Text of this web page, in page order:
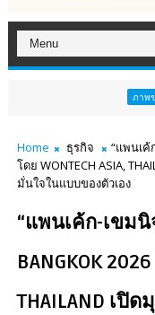
ภาพข่าวประชาสัมพันธ์
Home ธุรกิจ
“แพนเค้
โดย WONTECH ASIA,
มั่นใจในแบบของตัวเอง
“แพนเค้ก-เขมนิ
BANGKOK
THAILAND เปิ